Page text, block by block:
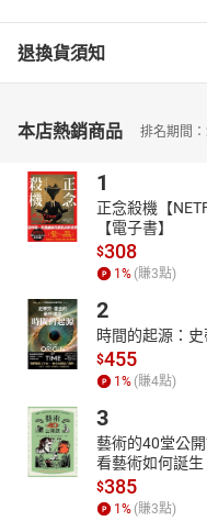
法國批判現實主義作家、
醉心於托爾斯泰和雨果的
生創作深受影響。1889年
1898年開始發表作品，初
多芬傳》（Vie de
Michel-Ange，1907）和《
1914），合稱《名人傳》
蘭西學院大獎。
羅曼．羅蘭於第一次世界
指責，但他並未屈服。
理想和描繪各種不同類型
獲諾貝爾文學獎殊榮，並
組織，被譽為「歐洲的良心
【譯者簡介】
傅雷（1908-1966）
退換貨須知
本店熱銷商品 排名期間
1
正念殺機【
【電子書】
$308
1 % (賺3點)
2
時間的起源：
$455
1 % (賺4點)
3
藝術的40堂公
看藝術如何誕生
$385
1 % (賺3點)